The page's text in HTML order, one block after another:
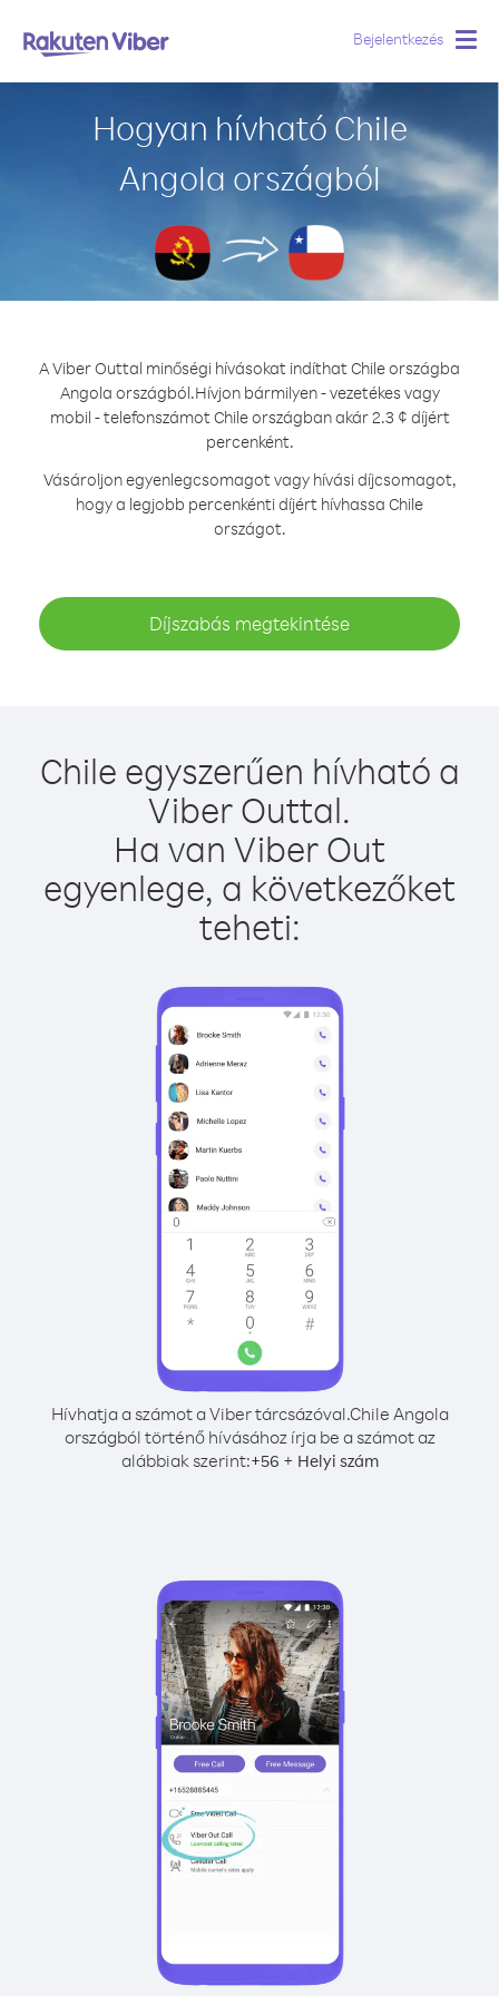
Bejelentkezés
Hogyan hívható Chile
Angola országból
A Viber Outtal minőségi hívásokat indíthat Chile országba
Angola országból.Hívjon bármilyen - vezetékes vagy
mobil - telefonszámot Chile országban akár 2.3 ¢ díjért
percenként.
Vásároljon egyenlegcsomagot vagy hívási díjcsomagot,
hogy a legjobb percenkénti díjért hívhassa Chile
országot.
Díjszabás megtekintése
Chile egyszerűen hívható a
Viber Outtal.
Ha van Viber Out
egyenlege, a következőket
teheti:
Hívhatja a számot a Viber tárcsázóval.Chile Angola
országból történő hívásához írja be a számot az
alábbiak szerint:+56 + Helyi szám